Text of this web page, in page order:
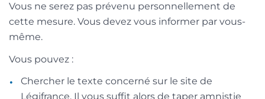
Vous ne serez pas prévenu personnellement de
cette mesure. Vous devez vous informer par vous-
même.
Vous pouvez :
Chercher le texte concerné sur le site de
Légifrance. Il vous suffit alors de taper amnistie